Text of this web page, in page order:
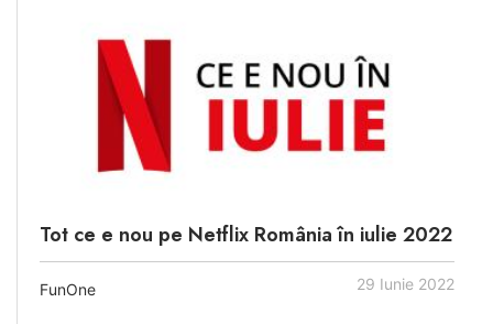
Tot ce e nou pe Netflix România în iulie 2022
FunOne 29 Iunie 2022